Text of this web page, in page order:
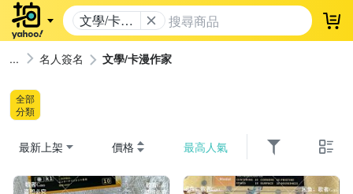
文學/卡漫
作家
登
名人簽名 文學/卡漫作家
全部
分類
最新上架 價格 最高人氣